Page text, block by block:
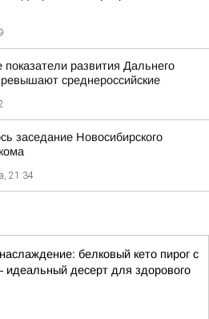
развития Дальнего
среднероссийские
заседание Новосибирского
21:34
белковый кето пирог с
идеальный десерт для здорового